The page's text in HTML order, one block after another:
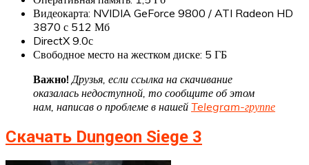
Видеокарта: NVIDIA GeForce 9800 / ATI Radeon HD
3870 с 512 Мб
DirectX 9.0с
Свободное место на жестком диске: 5 ГБ
Важно!Друзья, если ссылка на скачивание
оказалась недоступной, то сообщите об этом
нам, написав о проблеме в нашей Telegram-группе
Скачать Dungeon Siege 3